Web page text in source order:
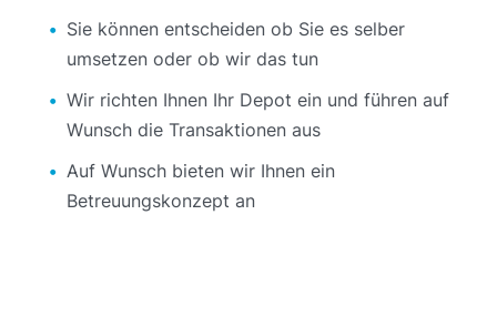
Sie können entscheiden ob Sie es selber
umsetzen oder ob wir das tun
Wir richten Ihnen Ihr Depot ein und führen auf
Wunsch die Transaktionen aus
Auf Wunsch bieten wir Ihnen ein
Betreuungskonzept an